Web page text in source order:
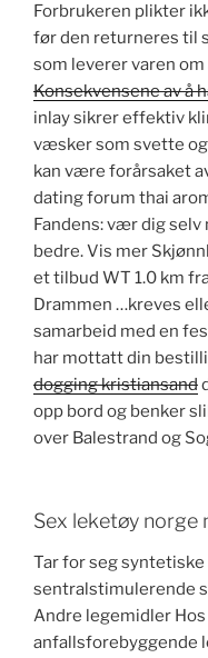
Forbrukeren plikter
før den returneres til
som leverer varen
Konsekvensene av å
inlay sikrer effektiv
væsker som svette
kan være forårsaket
dating forum thai
Fandens: vær dig
bedre. Vis mer
et tilbud WT 1.0 km
Drammen …kreves
samarbeid med en
har mottatt din
dogging kristiansand
opp bord og benker
over Balestrand og
Sex leketøy norge
Tar for seg
sentralstimulerende
Andre legemidler
anfallsforebyggende